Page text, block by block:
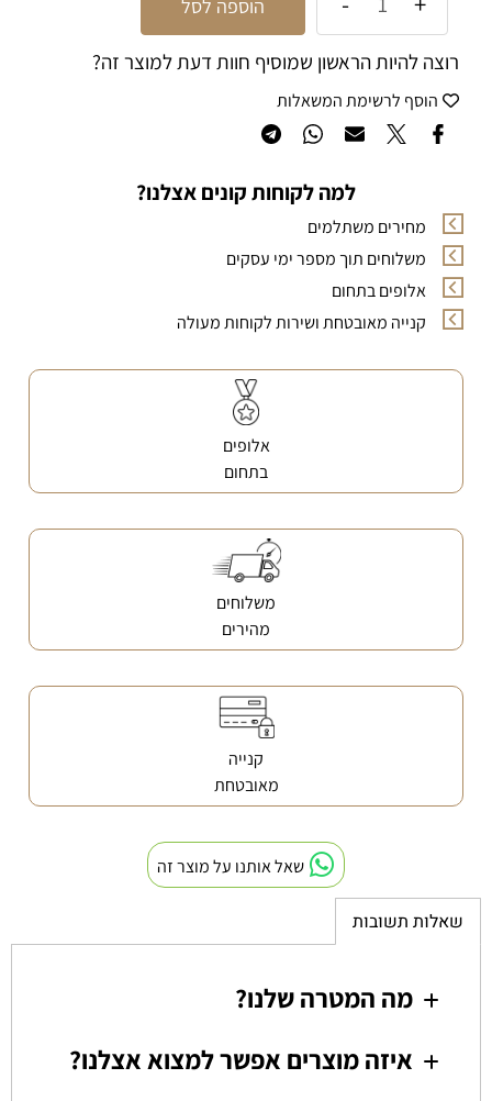
הוספה לסל
רוצה להיות הראשון שמוסיף חוות דעת למוצר זה?
הוסף לרשימת המשאלות
למה לקוחות קונים אצלנו?
מחירים משתלמים
משלוחים תוך מספר ימי עסקים
אלופים בתחום
קנייה מאובטחת ושירות לקוחות מעולה
אלופים
בתחום
משלוחים
מהירים
קנייה
מאובטחת
שאל אותנו על מוצר זה
שאלות תשובות
מה המטרה שלנו?
איזה מוצרים אפשר למצוא אצלנו?